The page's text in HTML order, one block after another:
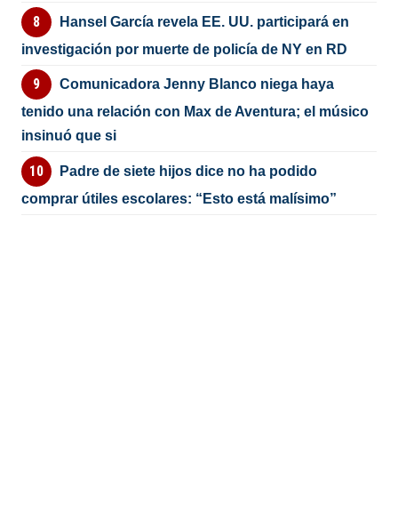
Hansel García revela EE. UU. participará en
investigación por muerte de policía de NY en RD
Comunicadora Jenny Blanco niega haya
tenido una relación con Max de Aventura; el músico
insinuó que si
Padre de siete hijos dice no ha podido
comprar útiles escolares: “Esto está malísimo”